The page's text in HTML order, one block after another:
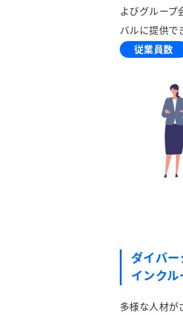
よびグループ
バルに提供で
従業員数
ダイバ
インク
多様な人材が